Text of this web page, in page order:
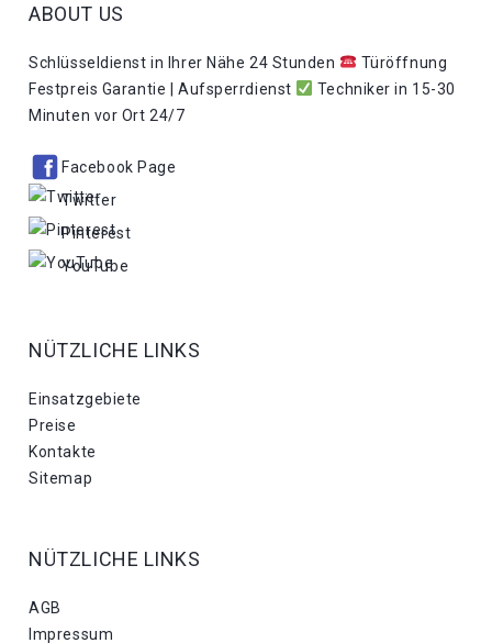
ABOUT US
Schlüsseldienst in Ihrer Nähe 24 Stunden
Türöffnung
Festpreis Garantie | Aufsperrdienst
Techniker in 15-30
Minuten vor Ort 24/7
Facebook Page
Twitter
Pinterest
YouTube
NÜTZLICHE LINKS
Einsatzgebiete
Preise
Kontakte
Sitemap
NÜTZLICHE LINKS
AGB
Impressum